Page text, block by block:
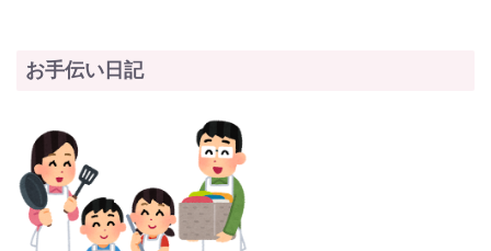
お手伝い日記